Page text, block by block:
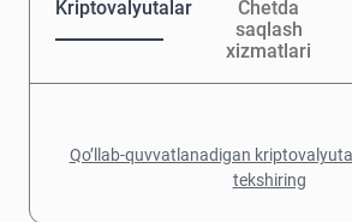
Kriptovalyutalar
Chetda
saqlash
xizmatlari
Qo’llab-quvvatlanadigan
tekshiring